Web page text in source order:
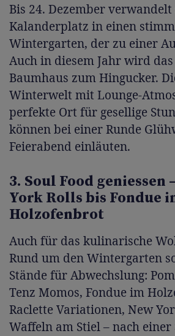
Bis 24. Dezember
Kalanderplatz in einen
Wintergarten, der zu einer
Auch in diesem Jahr wird
Baumhaus zum Hingucker.
Winterwelt mit Lounge-
perfekte Ort für gesellige
können bei einer Runde
Feierabend einläuten.
3. Soul Food geniessen
York Rolls bis Fondue
Holzofenbrot
Auch für das kulinarische
Rund um den Wintergarten
Stände für Abwechslung:
Tenz Momos, Fondue im
Raclette Variationen, New
Waffeln am Stiel – nach